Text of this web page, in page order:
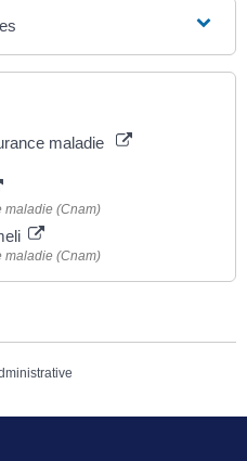
maladie
maladie (Cnam)
maladie (Cnam)